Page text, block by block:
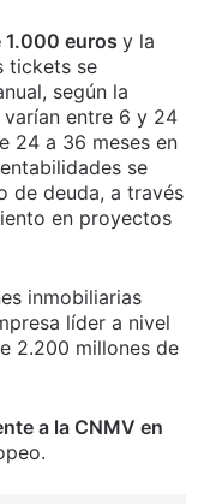
1.000 euros y la
tickets se
según la
entre 6 y 24
24 a 36 meses en
se
de deuda, a través
en proyectos
inmobiliarias
líder a nivel
2.200 millones de
a la CNMV en